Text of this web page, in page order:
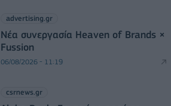
advertising.gr
Νέα συνεργασία Heaven of Brands ×
Fussion
06/08/2026 - 11:19
csrnews.gr